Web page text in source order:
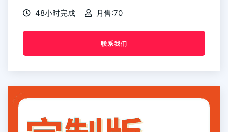
48小时完成 月售:70
联系我们